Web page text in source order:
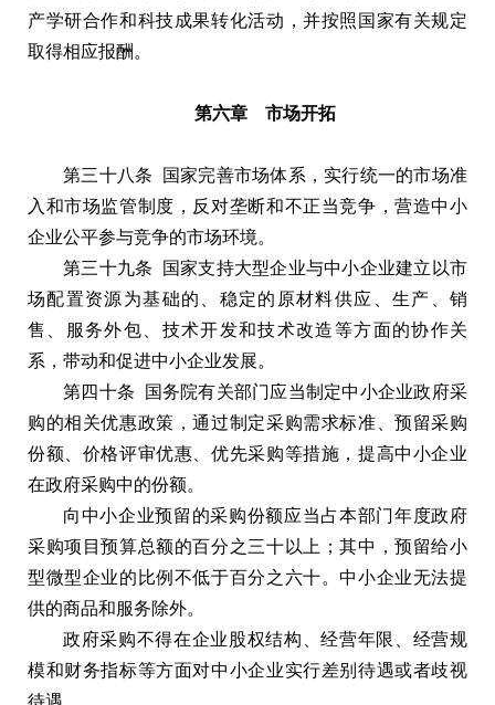
产学研合作和科技成果转化活动，并按照国家有关规定
取得相应报酬。
第六章 市场开拓
第三十八条 国家完善市场体系，实行统一的市场准
入和市场监管制度，反对垄断和不正当竞争，营造中小
企业公平参与竞争的市场环境。
第三十九条 国家支持大型企业与中小企业建立以市
场配置资源为基础的、稳定的原材料供应、生产、销
售、服务外包、技术开发和技术改造等方面的协作关
系，带动和促进中小企业发展。
第四十条 国务院有关部门应当制定中小企业政府采
购的相关优惠政策，通过制定采购需求标准、预留采购
份额、价格评审优惠、优先采购等措施，提高中小企业
在政府采购中的份额。
向中小企业预留的采购份额应当占本部门年度政府
采购项目预算总额的百分之三十以上；其中，预留给小
型微型企业的比例不低于百分之六十。中小企业无法提
供的商品和服务除外。
政府采购不得在企业股权结构、经营年限、经营规
模和财务指标等方面对中小企业实行差别待遇或者歧视
待遇。